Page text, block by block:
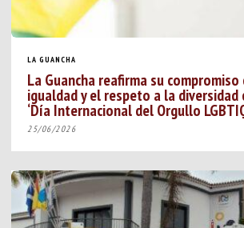
LA GUANCHA
La Guancha reafirma su compromiso
igualdad y el respeto a la
‘Día Internacional del Orgullo
25/06/2026